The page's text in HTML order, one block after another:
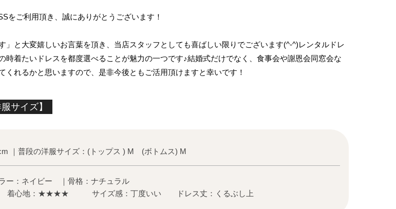
をご利用頂き、誠にありがとうございます！
」と大変嬉しいお言葉を頂き、当店スタッフとしても喜ばしい限りでございます(^-^)レンタルドレ
時着たいドレスを都度選べることが魅力の一つです♪結婚式だけでなく、食事会や謝恩会同窓会な
くれるかと思いますので、是非今後ともご活用頂けますと幸いです！
サイズ】
｜普段の洋服サイズ：(トップス ) M (ボトムス) M
ー：ネイビー ｜骨格：ナチュラル
心地：★★★★サイズ感：丁度いい ドレス丈：くるぶし上